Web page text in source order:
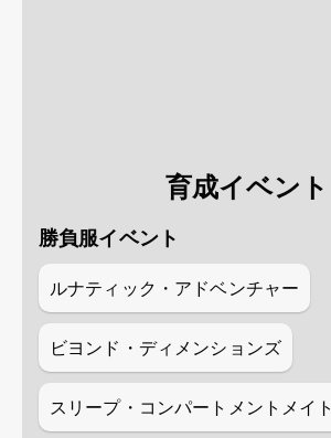
育成イベント
勝負服イベント
ルナティック・アドベンチャー
ビヨンド・ディメンションズ
スリープ・コンパートメントメイト